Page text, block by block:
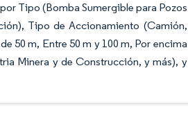
Tipo (Bomba Sumergible para Pozos
Tipo de Accionamiento (Camión,
50 m, Entre 50 m y 100 m, Por encima
Minera y de Construcción, y más), y